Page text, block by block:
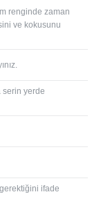
renginde zaman
ve kokusunu
serin yerde
ifade